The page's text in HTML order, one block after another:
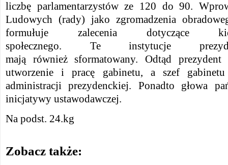
liczbę parlamentarzystów ze 120 do 90.
Ludowych (rady) jako zgromadzenia
formułuje zalecenia dotyczące
społecznego. Teinstytucje
mają równieżsformatowany.Odtąd prezydent
utworzenie i pracę gabinetu, a szef
administracji prezydenckiej. Ponadto głowa
inicjatywy ustawodawczej.
Na podst. 24.kg
Zobacz także: